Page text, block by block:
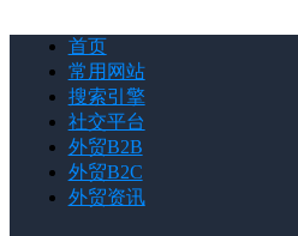
首页
常用网站
搜索引擎
社交平台
外贸B2B
外贸B2C
外贸资讯